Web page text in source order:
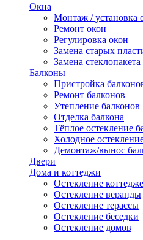
Окна
Монтаж / установка
Ремонт окон
Регулировка окон
Замена старых
Замена стеклопакета
Балконы
Пристройка
Ремонт балконов
Утепление балконов
Отделка балкона
Тёплое остекление
Холодное
Демонтаж/вынос
Двери
Дома и коттеджи
Остекление
Остекление веранды
Остекление терассы
Остекление беседки
Остекление домов